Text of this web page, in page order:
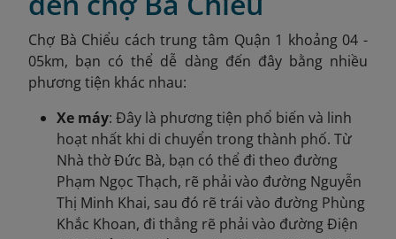
Chợ Bà Chiểu cách trung tâm Quận 1 khoảng 04 -
05km, bạn có thể dễ dàng đến đây bằng nhiều
phương tiện khác nhau:
Xe máy: Đây là phương tiện phổ biến và linh
hoạt nhất khi di chuyển trong thành phố. Từ
Nhà thờ Đức Bà, bạn có thể đi theo đường
Phạm Ngọc Thạch, rẽ phải vào đường Nguyễn
Thị Minh Khai, sau đó rẽ trái vào đường Phùng
Khắc Khoan, đi thẳng rẽ phải vào đường Điện